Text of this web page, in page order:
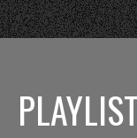
PLAYLIST